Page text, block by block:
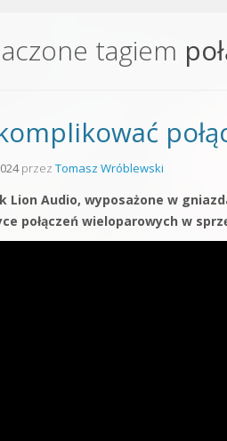
Sound Forge od podstaw
Kontakt 5 Kompendium
Pakiety
tagiem
przez Tomasz Wróblewski
Lion Audio, wyposażone w
połączeń wieloparowych w